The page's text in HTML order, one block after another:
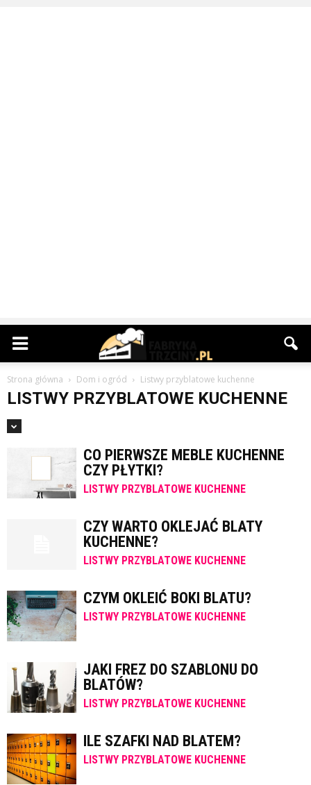
Strona główna Dom i ogród Listwy przyblatowe kuchenne
LISTWY PRZYBLATOWE KUCHENNE
CO PIERWSZE MEBLE KUCHENNE
CZY PŁYTKI?
LISTWY PRZYBLATOWE KUCHENNE
CZY WARTO OKLEJAĆ BLATY
KUCHENNE?
LISTWY PRZYBLATOWE KUCHENNE
CZYM OKLEIĆ BOKI BLATU?
LISTWY PRZYBLATOWE KUCHENNE
JAKI FREZ DO SZABLONU DO
BLATÓW?
LISTWY PRZYBLATOWE KUCHENNE
ILE SZAFKI NAD BLATEM?
LISTWY PRZYBLATOWE KUCHENNE